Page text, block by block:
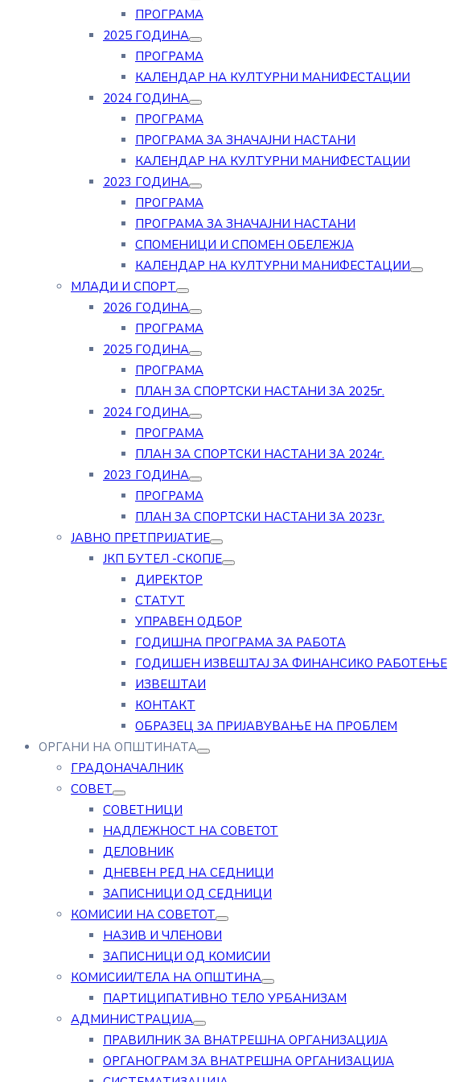
ПРОГРАМА
2025 ГОДИНА
ПРОГРАМА
КАЛЕНДАР НА КУЛТУРНИ МАНИФЕСТАЦИИ
2024 ГОДИНА
ПРОГРАМА
ПРОГРАМА ЗА ЗНАЧАЈНИ НАСТАНИ
КАЛЕНДАР НА КУЛТУРНИ МАНИФЕСТАЦИИ
2023 ГОДИНА
ПРОГРАМА
ПРОГРАМА ЗА ЗНАЧАЈНИ НАСТАНИ
СПОМЕНИЦИ И СПОМЕН ОБЕЛЕЖЈА
КАЛЕНДАР НА КУЛТУРНИ МАНИФЕСТАЦИИ
МЛАДИ И СПОРТ
2026 ГОДИНА
ПРОГРАМА
2025 ГОДИНА
ПРОГРАМА
ПЛАН ЗА СПОРТСКИ НАСТАНИ ЗА 2025г.
2024 ГОДИНА
ПРОГРАМА
ПЛАН ЗА СПОРТСКИ НАСТАНИ ЗА 2024г.
2023 ГОДИНА
ПРОГРАМА
ПЛАН ЗА СПОРТСКИ НАСТАНИ ЗА 2023г.
ЈАВНО ПРЕТПРИЈАТИЕ
ЈКП БУТЕЛ -СКОПЈЕ
ДИРЕКТОР
СТАТУТ
УПРАВЕН ОДБОР
ГОДИШНА ПРОГРАМА ЗА РАБОТА
ГОДИШЕН ИЗВЕШТАЈ ЗА ФИНАНСИКО РАБОТЕЊЕ
ИЗВЕШТАИ
КОНТАКТ
ОБРАЗЕЦ ЗА ПРИЈАВУВАЊЕ НА ПРОБЛЕМ
ОРГАНИ НА ОПШТИНАТА
ГРАДОНАЧАЛНИК
СОВЕТ
СОВЕТНИЦИ
НАДЛЕЖНОСТ НА СОВЕТОТ
ДЕЛОВНИК
ДНЕВЕН РЕД НА СЕДНИЦИ
ЗАПИСНИЦИ ОД СЕДНИЦИ
КОМИСИИ НА СОВЕТОТ
НАЗИВ И ЧЛЕНОВИ
ЗАПИСНИЦИ ОД КОМИСИИ
КОМИСИИ/ТЕЛА НА ОПШТИНА
ПАРТИЦИПАТИВНО ТЕЛО УРБАНИЗАМ
АДМИНИСТРАЦИЈА
ПРАВИЛНИК ЗА ВНАТРЕШНА ОРГАНИЗАЦИЈА
ОРГАНОГРАМ ЗА ВНАТРЕШНА ОРГАНИЗАЦИЈА